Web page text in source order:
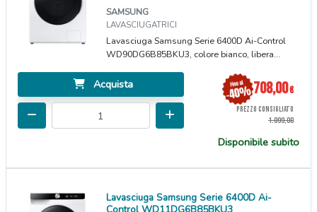
SAMSUNG
LAVASCIUGATRICI
Lavasciuga Samsung Serie 6400D Ai-Control
WD90DG6B85BKU3, colore bianco, libera...
Acquista 708,00€
PREZZO CONSIGLIATO
1.099,00
Disponibile subito
Lavasciuga Samsung Serie 6400D Ai-